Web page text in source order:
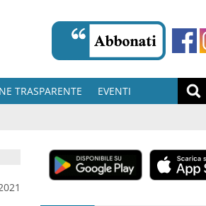
TRASPARENTE
EVENTI